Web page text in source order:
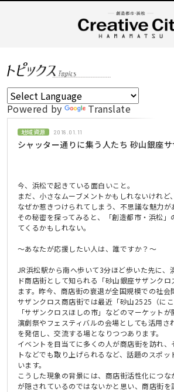
地域資源 2018.01.11
シャッター通りに集う人たち 砂山銀座
今、浜松で起きている面白いこと。
まだ、小さなムーブメントかもしれないけれど、
なぜか惹きつけられてしまう、不思議な魅力が
その秘密を探ってみると、「創造都市・浜松」
てくるかもしれない。
〜あなたが応援したい人は、誰ですか？〜
JR浜松駅から南へ歩いて3分ほど歩いた先に、
ド商店街として知られる「砂山銀座サザンクロ
ます。昨今、商店街の衰退が全国規模での社会
サザンクロス商店街では最近「砂山2525（に
「サザンクロスほしの市」などのマーケットが
演劇祭やフェスティバルの会場としても活用さ
を発信し、交流する場となりつつあります。
イベントを目当てに多くの人が商店街を訪れ、
トなどでも取り上げられるなど、話題のスポッ
います。
こうした現象の背景には、商店街活性化につな
が隠されているのではないかと思い、商店街を
Powered by Translate